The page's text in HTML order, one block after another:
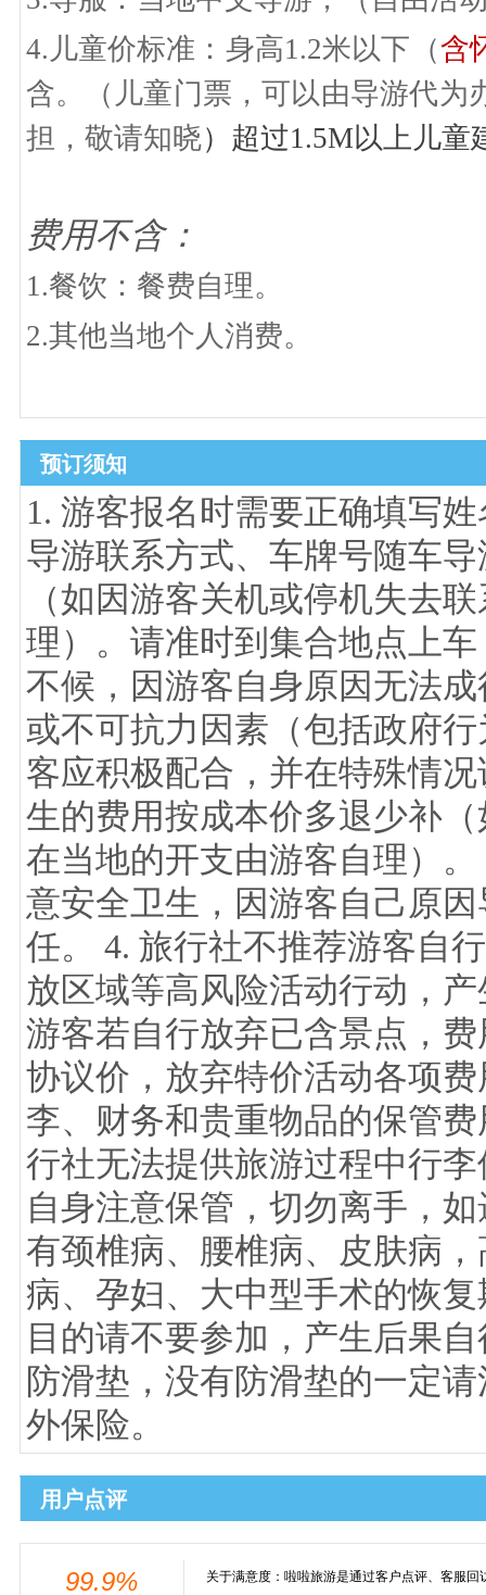
4.儿童价标准：身高1.2米以下（含
含。（儿童门票，可以由导游代为
担，敬请知晓）超过1.5M以上儿童
费用不含：
1.餐饮：餐费自理。
2.其他当地个人消费。
预订须知
1. 游客报名时需要正确填写
导游联系方式、车牌号随车
（如因游客关机或停机失去
理）。请准时到集合地点上
不候，因游客自身原因无法
或不可抗力因素（包括政府
客应积极配合，并在特殊情
生的费用按成本价多退少补
在当地的开支由游客自理）
意安全卫生，因游客自己原
任。 4. 旅行社不推荐游客自
放区域等高风险活动行动，
游客若自行放弃已含景点，
协议价，放弃特价活动各项
李、财务和贵重物品的保管
行社无法提供旅游过程中行
自身注意保管，切勿离手，
有颈椎病、腰椎病、皮肤病
病、孕妇、大中型手术的恢
目的请不要参加，产生后果
防滑垫，没有防滑垫的一定
外保险。
用户点评
99.9% 关于满意度： 啦啦旅游是通过客户点评、客服回